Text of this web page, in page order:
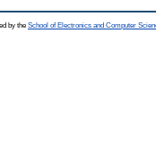
by the School of Electronics and Computer